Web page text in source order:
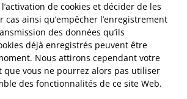
de cookies et décider de les
cas ainsi qu’empêcher l’enregistrement
des données qu’ils
déjà enregistrés peuvent être
Nous attirons cependant votre
vous ne pourrez alors pas utiliser
des fonctionnalités de ce site Web.